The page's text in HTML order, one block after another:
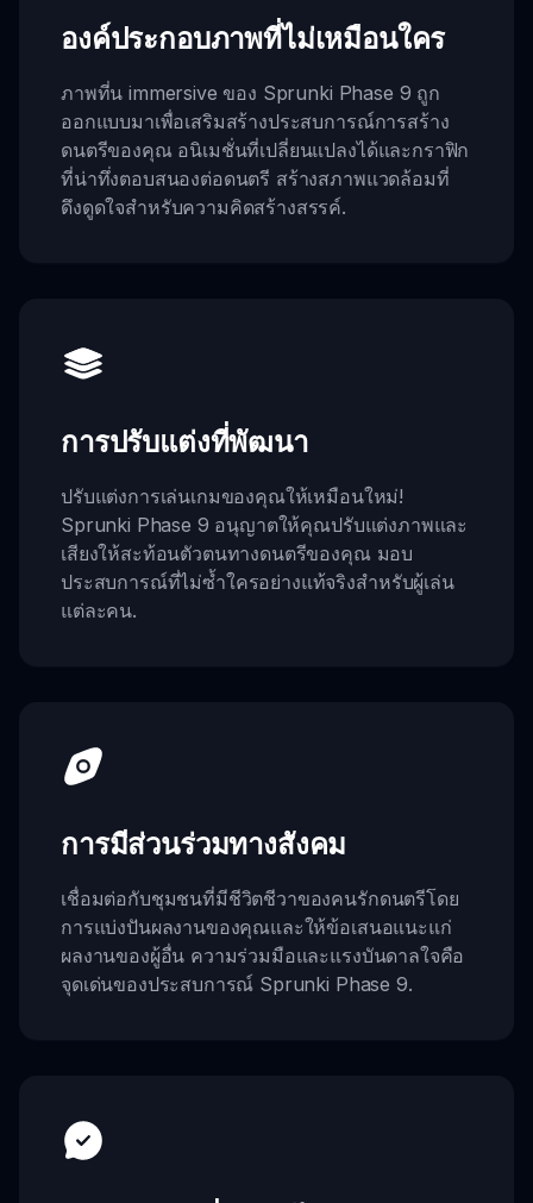
องค์ประกอบภาพที่ไม่เหมือนใคร
ภาพที่น immersive ของ Sprunki Phase 9 ถูก
ออกแบบมาเพื่อเสริมสร้างประสบการณ์การสร้าง
ดนตรีของคุณ อนิเมชั่นที่เปลี่ยนแปลงได้และกราฟิก
ที่น่าทึ่งตอบสนองต่อดนตรี สร้างสภาพแวดล้อมที่
ดึงดูดใจสำหรับความคิดสร้างสรรค์.
การปรับแต่งที่พัฒนา
ปรับแต่งการเล่นเกมของคุณให้เหมือนใหม่!
Sprunki Phase 9 อนุญาตให้คุณปรับแต่งภาพและ
เสียงให้สะท้อนตัวตนทางดนตรีของคุณ มอบ
ประสบการณ์ที่ไม่ซ้ำใครอย่างแท้จริงสำหรับผู้เล่น
แต่ละคน.
การมีส่วนร่วมทางสังคม
เชื่อมต่อกับชุมชนที่มีชีวิตชีวาของคนรักดนตรีโดย
การแบ่งปันผลงานของคุณและให้ข้อเสนอแนะแก่
ผลงานของผู้อื่น ความร่วมมือและแรงบันดาลใจคือ
จุดเด่นของประสบการณ์ Sprunki Phase 9.